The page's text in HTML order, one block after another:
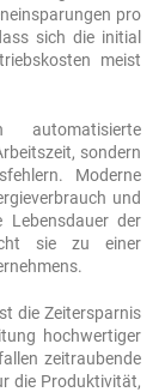
pro
sich die initial
meist
automatisierte
sondern
Moderne
und
der
sie zu einer
die Zeitersparnis
hochwertiger
zeitraubende
die Produktivität,